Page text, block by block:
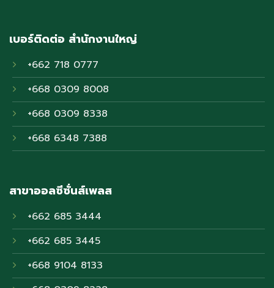
เบอร์ติดต่อ สำนักงานใหญ่
+662 718 0777
+668 0309 8008
+668 0309 8338
+668 6348 7388
สาขาออลซีซั่นส์เพลส
+662 685 3444
+662 685 3445
+668 9104 8133